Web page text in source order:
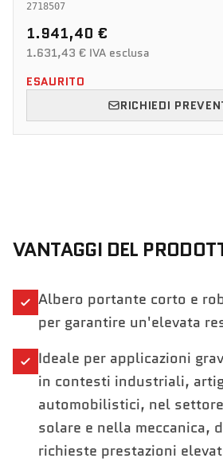
2718507
1.941,40 €
1.631,43 € IVA esclusa
ESAURITO
RICHIEDI
VANTAGGI DEL
Albero portante corto e
per garantire un'elevata
Ideale per applicazioni
in contesti industriali,
automobilistici, nel
solare e nella meccanica,
richieste prestazioni